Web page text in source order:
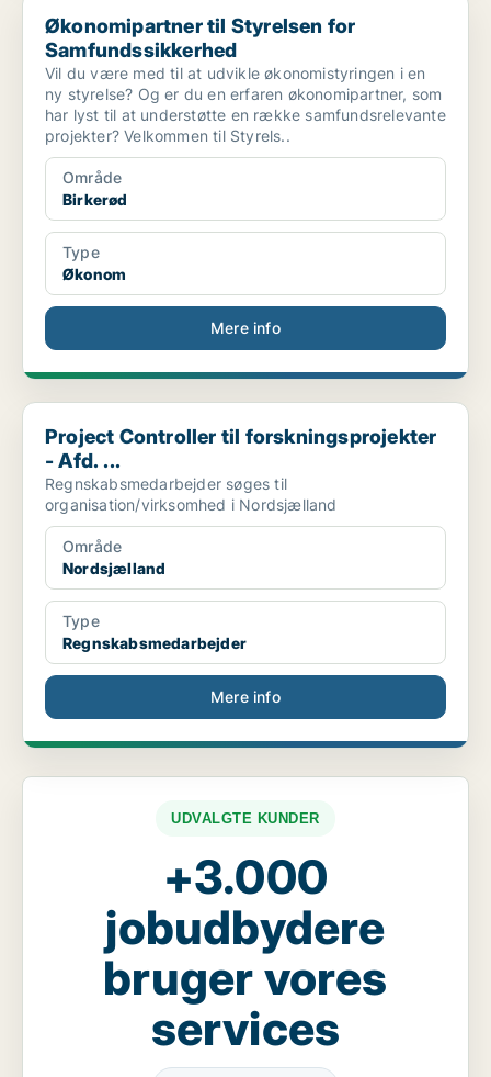
Økonomipartner til Styrelsen for
Samfundssikkerhed
Vil du være med til at udvikle økonomistyringen i en
ny styrelse? Og er du en erfaren økonomipartner, som
har lyst til at understøtte en række samfundsrelevante
projekter? Velkommen til Styrels..
Område
Birkerød
Type
Økonom
Mere info
Project Controller til forskningsprojekter - Afd. ...
Project Controller til forskningsprojekter
- Afd. ...
Regnskabsmedarbejder søges til
organisation/virksomhed i Nordsjælland
Område
Nordsjælland
Type
Regnskabsmedarbejder
Mere info
UDVALGTE KUNDER
+3.000
jobudbydere
bruger vores
services